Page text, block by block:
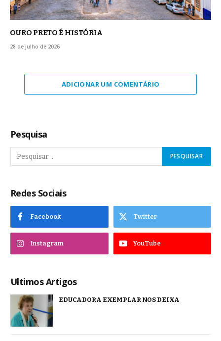
OURO PRETO É HISTÓRIA
28 de julho de 2026
ADICIONAR UM COMENTÁRIO
Pesquisa
Redes Sociais
Facebook Twitter
Instagram YouTube
Ultimos Artigos
EDUCADORA EXEMPLAR NOS DEIXA